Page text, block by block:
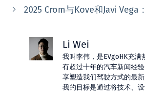
2025 Crom与Kove和Javi Vega
Li Wei
我叫李伟，是EVgoHK充满
有超过十年的汽车新闻经
享塑造我们驾驶方式的最新
我的目标是通过将技术、